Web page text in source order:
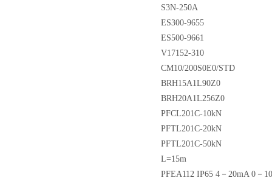
S3N-250A
ES300-9655
ES500-9661
V17152-310
CM10/200S0E0/STD
BRH15A1L90Z0
BRH20A1L256Z0
PFCL201C-10kN
PFTL201C-20kN
PFTL201C-50kN
L=15m
PFEA112 IP65 4－20mA 0－